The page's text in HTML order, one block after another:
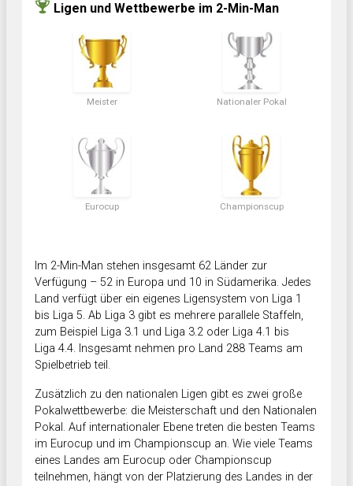
Ligen und Wettbewerbe im 2-Min-Man
Meister Nationaler Pokal
Eurocup Championscup
Im 2-Min-Man stehen insgesamt 62 Länder zur
Verfügung – 52 in Europa und 10 in Südamerika. Jedes
Land verfügt über ein eigenes Ligensystem von Liga 1
bis Liga 5. Ab Liga 3 gibt es mehrere parallele Staffeln,
zum Beispiel Liga 3.1 und Liga 3.2 oder Liga 4.1 bis
Liga 4.4. Insgesamt nehmen pro Land 288 Teams am
Spielbetrieb teil.
Zusätzlich zu den nationalen Ligen gibt es zwei große
Pokalwettbewerbe: die Meisterschaft und den Nationalen
Pokal. Auf internationaler Ebene treten die besten Teams
im Eurocup und im Championscup an. Wie viele Teams
eines Landes am Eurocup oder Championscup
teilnehmen, hängt von der Platzierung des Landes in der